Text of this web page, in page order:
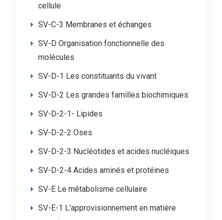
cellule
SV-C-3 Membranes et échanges
SV-D Organisation fonctionnelle des
molécules
SV-D-1 Les constituants du vivant
SV-D-2 Les grandes familles biochimiques
SV-D-2-1- Lipides
SV-D-2-2 Oses
SV-D-2-3 Nucléotides et acides nucléiques
SV-D-2-4 Acides aminés et protéines
SV-E Le métabolisme cellulaire
SV-E-1 L’approvisionnement en matière